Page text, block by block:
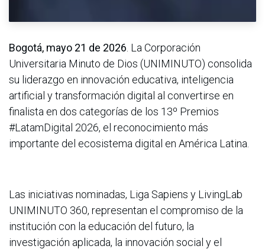
Bogotá, mayo 21 de 2026 . La Corporación
Universitaria Minuto de Dios (UNIMINUTO) consolida
su liderazgo en innovación educativa, inteligencia
artificial y transformación digital al convertirse en
finalista en dos categorías de los 13º Premios
#LatamDigital 2026, el reconocimiento más
importante del ecosistema digital en América Latina.
Las iniciativas nominadas, Liga Sapiens y LivingLab
UNIMINUTO 360, representan el compromiso de la
institución con la educación del futuro, la
investigación aplicada, la innovación social y el